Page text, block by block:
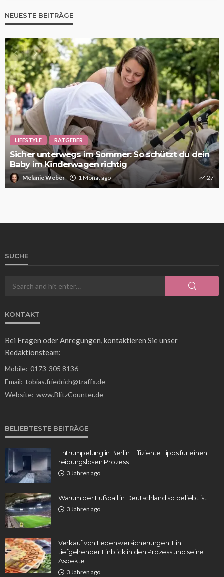
NEUESTE BEITRÄGE
LIFESTYLE RATGEBER
Sicher unterwegs im Sommer: So schützt du dein
Baby im Kinderwagen richtig
Melanie Weber 1 Monat ago 27
SUCHE
KONTAKT
Bei Fragen oder Anregungen, kontaktieren Sie unser
Redaktionsteam:
Mobile: 0173-305 8136
Email: tobias.friedrich@traffx.de
Website: www.BlitzCounter.de
BELIEBTESTE BEITRÄGE
Entrümpelung in Berlin: Effiziente Tipps für einen
reibungslosen Prozess
3 Jahren ago
Warum der Fußball in Deutschland so beliebt ist
3 Jahren ago
Verkauf von Lebensversicherungen: Ein
tiefgehender Einblick in den Prozess und seine
Aspekte
3 Jahren ago